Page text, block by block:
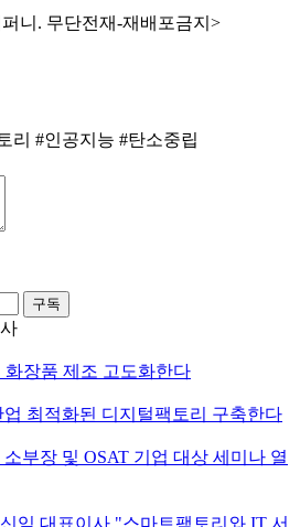
니. 무단전재-재배포금지>
리 #인공지능 #탄소중립
구독
장품 제조 고도화한다
최적화된 디지털팩토리 구축한다
부장 및 OSAT 기업 대상 세미나 열
임 대표이사 "스마트팩토리와 IT 서